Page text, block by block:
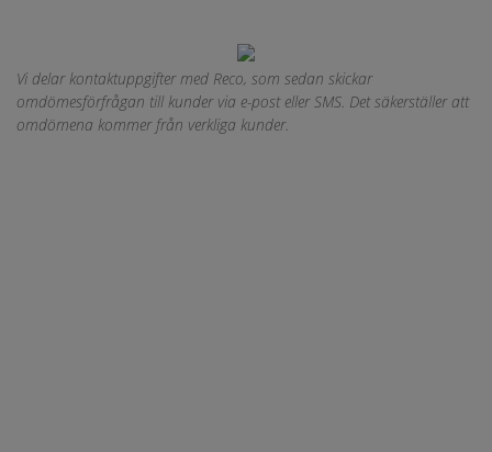
Vi delar kontaktuppgifter med Reco, som sedan skickar
omdömesförfrågan till kunder via e-post eller SMS. Det säkerställer att
omdömena kommer från verkliga kunder.